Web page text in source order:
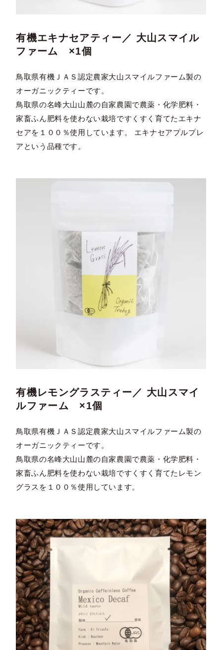
有機エキナセアティー／ 大山スマイル
ファーム ×1個
鳥取県有機ＪＡＳ認定農家大山スマイルファーム製の
オーガニックティーです。
鳥取県の名峰大山山麓の自家農園で農薬・化学肥料・
家畜ふん肥料を使わない栽培ですくすく育てたエキナ
セアを１００％使用しています。 エキナセアプルプレ
アという品種です。
有機レモングラスティー／ 大山スマイ
ルファーム ×1個
鳥取県有機ＪＡＳ認定農家大山スマイルファーム製の
オーガニックティーです。
鳥取県の名峰大山山麓の自家農園で農薬・化学肥料・
家畜ふん肥料を使わない栽培ですくすく育てたレモン
グラスを１００％使用しています。